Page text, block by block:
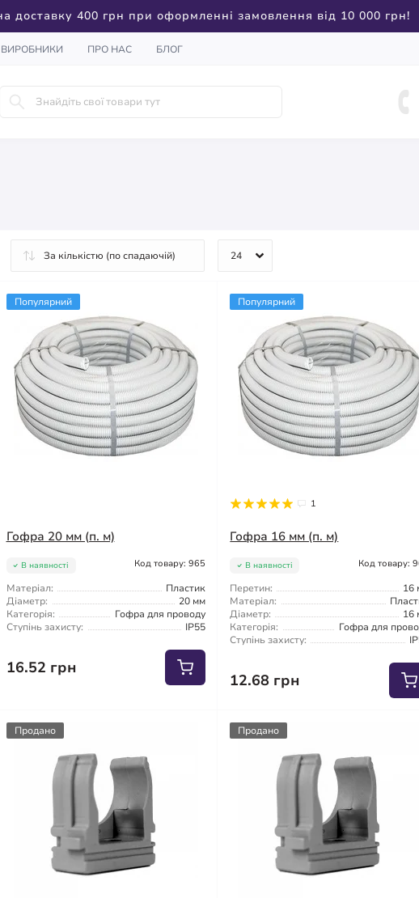
доставку 400 грн при оформленні замовлення від 10 000 грн!
ВИРОБНИКИ ПРО НАС БЛОГ
Популярний
Гофра 20 мм (п. м)
В наявності Код товару: 965
Матеріал:
Пластик
Діаметр:
20 мм
Категорія:
Гофра для проводу
Ступінь захисту:
IP55
16.52 грн
Популярний
1
Гофра 16 мм (п. м)
В наявності Код товару:
Перетин:
16
Матеріал:
Діаметр:
16
Категорія:
Гофра для
Ступінь захисту:
12.68 грн
Продано Продано